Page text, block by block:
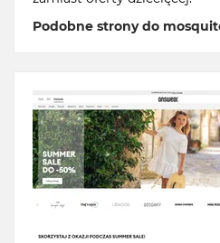
Podobne strony do